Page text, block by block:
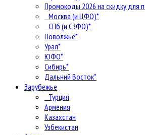
Промокоды 2026 на скидку для
Москва (и ЦФО)*
СПб (и СЗФО)*
Поволжье*
Урал*
ЮФО*
Сибирь*
Дальний Восток*
Зарубежье
Турция
Армения
Казахстан
Узбекистан